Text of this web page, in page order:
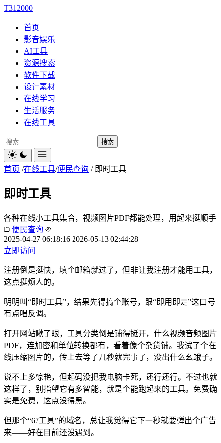
T312000
首页
影音娱乐
AI工具
资源搜索
软件下载
设计素材
在线学习
生活服务
在线工具
搜索
首页 /在线工具/便民查询 / 即时工具
即时工具
各种在线小工具集合，视频图片PDF都能处理，用起来挺顺手
便民查询
2025-04-27 06:18:16 2026-05-13 02:44:28
立即访问
注册倒是挺快，填个邮箱就过了，但非让我注册才能用工具，
这点挺烦人的。
明明叫“即时工具”，结果先得搞个账号，跟“即用即走”这口号
有点唱反调。
打开网站瞅了眼，工具分类倒是铺得挺开，什么视频音频图片
PDF，连加密和单位转换都有，看着像个杂货铺。我试了个在
线压缩图片的，传上去等了几秒就完事了，没出什么幺蛾子。
说不上多惊艳，但起码没把我电脑卡死，还行还行。不过也就
这样了，别指望它有多智能，就是个能跑起来的工具。免费确
实是免费，这点没得黑。
但那个“67工具”的域名，总让我觉得它下一秒就要弹出个广告
来——好在目前还没遇到。